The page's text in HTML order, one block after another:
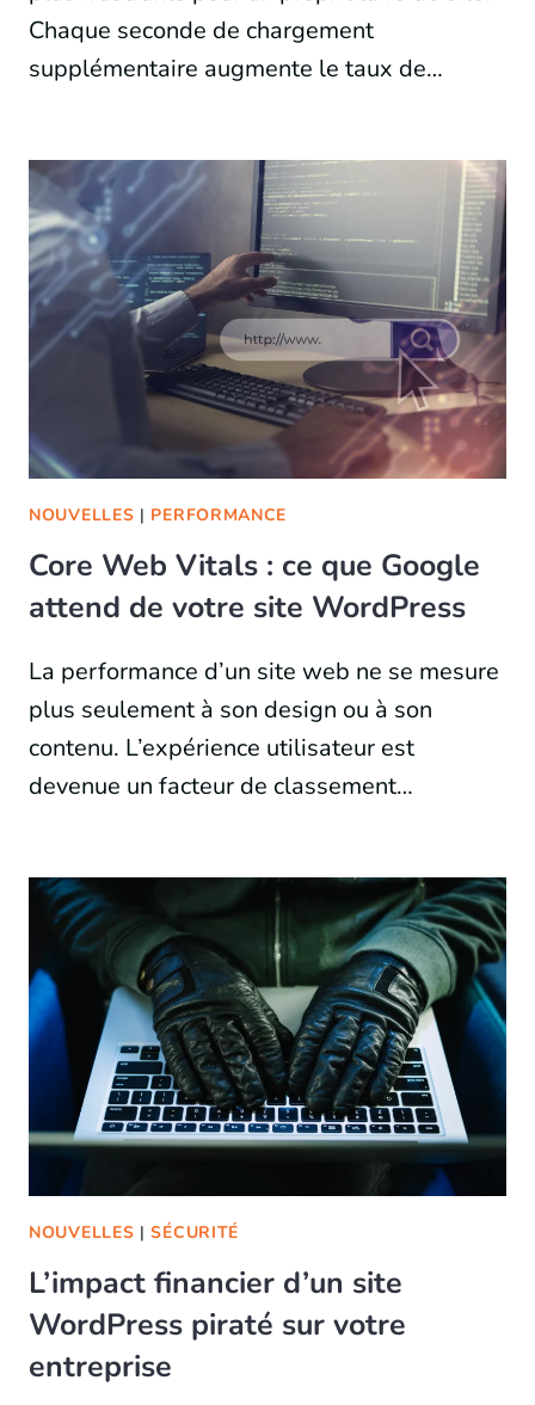
Chaque seconde de chargement
supplémentaire augmente le taux de…
NOUVELLES | PERFORMANCE
Core Web Vitals : ce que Google
attend de votre site WordPress
La performance d’un site web ne se mesure
plus seulement à son design ou à son
contenu. L’expérience utilisateur est
devenue un facteur de classement…
NOUVELLES |SÉCURITÉ
L’impact financier d’un site
WordPress piraté sur votre
entreprise